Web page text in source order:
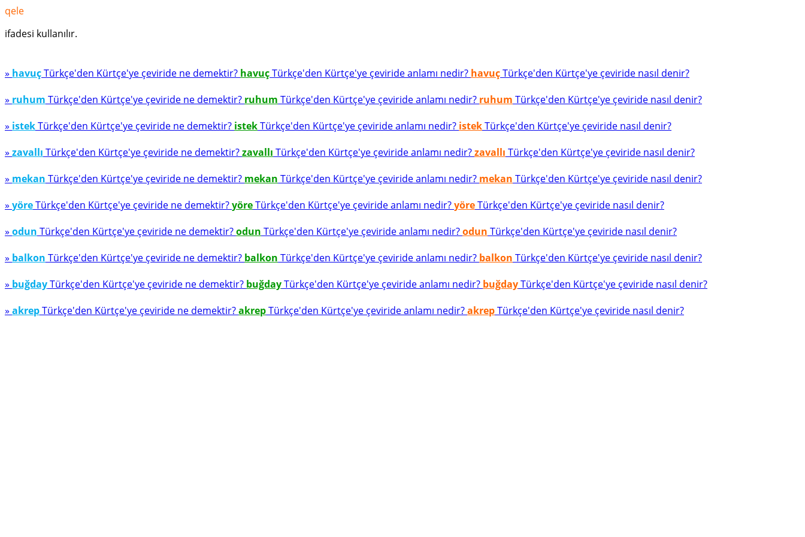
qele
ifadesi kullanılır.
» havuçTürkçe'den Kürtçe'ye çeviride ne demektir? havuçTürkçe'den Kürtçe'ye çeviride anlamı nedir? havuçTürkçe'den Kürtçe'ye çeviride nasıl denir?
» ruhum Türkçe'den Kürtçe'ye çeviride ne demektir? ruhum Türkçe'den Kürtçe'ye çeviride anlamı nedir? ruhum Türkçe'den Kürtçe'ye çeviride nasıl denir?
» istekTürkçe'den Kürtçe'ye çeviride ne demektir? istekTürkçe'den Kürtçe'ye çeviride anlamı nedir? istekTürkçe'den Kürtçe'ye çeviride nasıl denir?
» zavallı Türkçe'den Kürtçe'ye çeviride ne demektir?zavallı Türkçe'den Kürtçe'ye çeviride anlamı nedir?zavallı Türkçe'den Kürtçe'ye çeviride nasıl denir?
» mekan Türkçe'den Kürtçe'ye çeviride ne demektir? mekan Türkçe'den Kürtçe'ye çeviride anlamı nedir? mekan Türkçe'den Kürtçe'ye çeviride nasıl denir?
» yöreTürkçe'den Kürtçe'ye çeviride ne demektir?yöreTürkçe'den Kürtçe'ye çeviride anlamı nedir?yöreTürkçe'den Kürtçe'ye çeviride nasıl denir?
» odun Türkçe'den Kürtçe'ye çeviride ne demektir?odun Türkçe'den Kürtçe'ye çeviride anlamı nedir?odun Türkçe'den Kürtçe'ye çeviride nasıl denir?
» balkon Türkçe'den Kürtçe'ye çeviride ne demektir? balkon Türkçe'den Kürtçe'ye çeviride anlamı nedir? balkon Türkçe'den Kürtçe'ye çeviride nasıl denir?
» buğdayTürkçe'den Kürtçe'ye çeviride ne demektir? buğdayTürkçe'den Kürtçe'ye çeviride anlamı nedir? buğdayTürkçe'den Kürtçe'ye çeviride nasıl denir?
» akrepTürkçe'den Kürtçe'ye çeviride ne demektir?akrepTürkçe'den Kürtçe'ye çeviride anlamı nedir?akrepTürkçe'den Kürtçe'ye çeviride nasıl denir?